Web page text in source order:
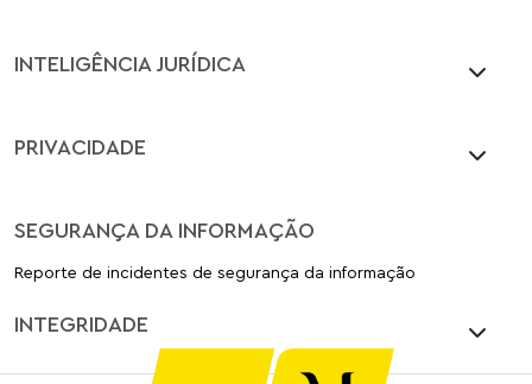
INTELIGÊNCIA JURÍDICA
PRIVACIDADE
SEGURANÇA DA INFORMAÇÃO
Reporte de incidentes de segurança da informação
INTEGRIDADE